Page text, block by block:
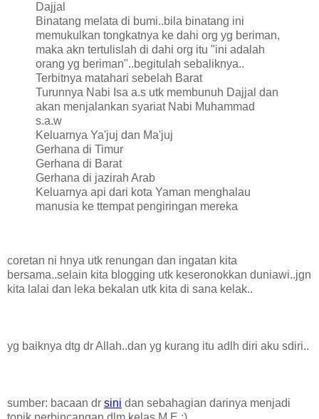
Dajjal
Binatang melata di bumi..bila binatang ini
memukulkan tongkatnya ke dahi org yg beriman,
maka akn tertulislah di dahi org itu "ini adalah
orang yg beriman"..begitulah sebaliknya..
Terbitnya matahari sebelah Barat
Turunnya Nabi Isa a.s utk membunuh Dajjal dan
akan menjalankan syariat Nabi Muhammad
s.a.w
Keluarnya Ya'juj dan Ma'juj
Gerhana di Timur
Gerhana di Barat
Gerhana di jazirah Arab
Keluarnya api dari kota Yaman menghalau
manusia ke ttempat pengiringan mereka
coretan ni hnya utk renungan dan ingatan kita
bersama..selain kita blogging utk keseronokkan duniawi..jgn
kita lalai dan leka bekalan utk kita di sana kelak..
yg baiknya dtg dr Allah..dan yg kurang itu adlh diri aku sdiri..
sumber: bacaan dr sini dan sebahagian darinya menjadi